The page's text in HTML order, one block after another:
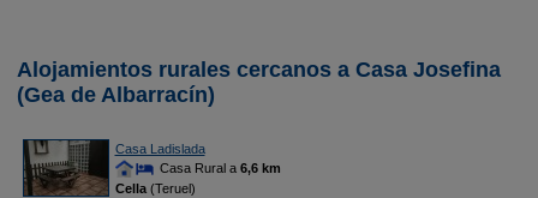
Alojamientos rurales cercanos a Casa Josefina
(Gea de Albarracín)
Casa Ladislada
Casa Rural a 6,6 km
Cella(Teruel)